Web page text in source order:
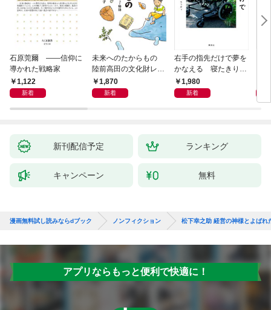
石原莞爾 ――信仰に
導かれた戦略家
1,122
新着
未来へのたからもの
陸前高田の文化財レス
キュー物語
1,870
新着
右手の指先だけで夢を
かなえる 寝たきり系
男子ウッディの日々
1,980
新着
新刊配信予定 ランキング
キャンペーン 無料
漫画無料試し読みならdブック ノンフィクション 松下幸之助 経営の神様とよばれ
アプリならもっと便利で快適に！